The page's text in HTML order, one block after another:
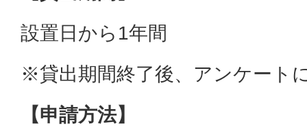
設置日から1年間
※貸出期間終了後、アンケート
【申請方法】